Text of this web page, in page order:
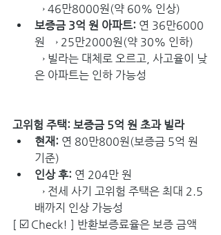
→ 46만8000원(약 60% 인상)
보증금 3억 원 아파트: 연 36만6000
원 → 25만2000원(약 30% 인하)
→ 빌라는 대체로 오르고, 사고율이 낮
은 아파트는 인하 가능성
고위험 주택: 보증금 5억 원 초과 빌라
현재: 연 80만800원(보증금 5억 원
기준)
인상 후: 연 204만 원
→ 전세 사기 고위험 주택은 최대 2.5
배까지 인상 가능성
[ ☑️ Check! ] 반환보증료율은 보증 금액